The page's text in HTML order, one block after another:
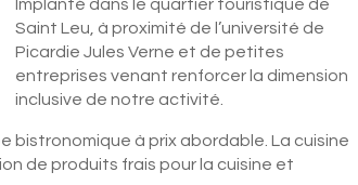
Implanté dans le quartier touristique de
Saint Leu, à proximité de l’université de
Picardie Jules Verne et de petites
entreprises venant renforcer la dimension
inclusive de notre activité.
bistronomique à prix abordable. La cuisine
de produits frais pour la cuisine et